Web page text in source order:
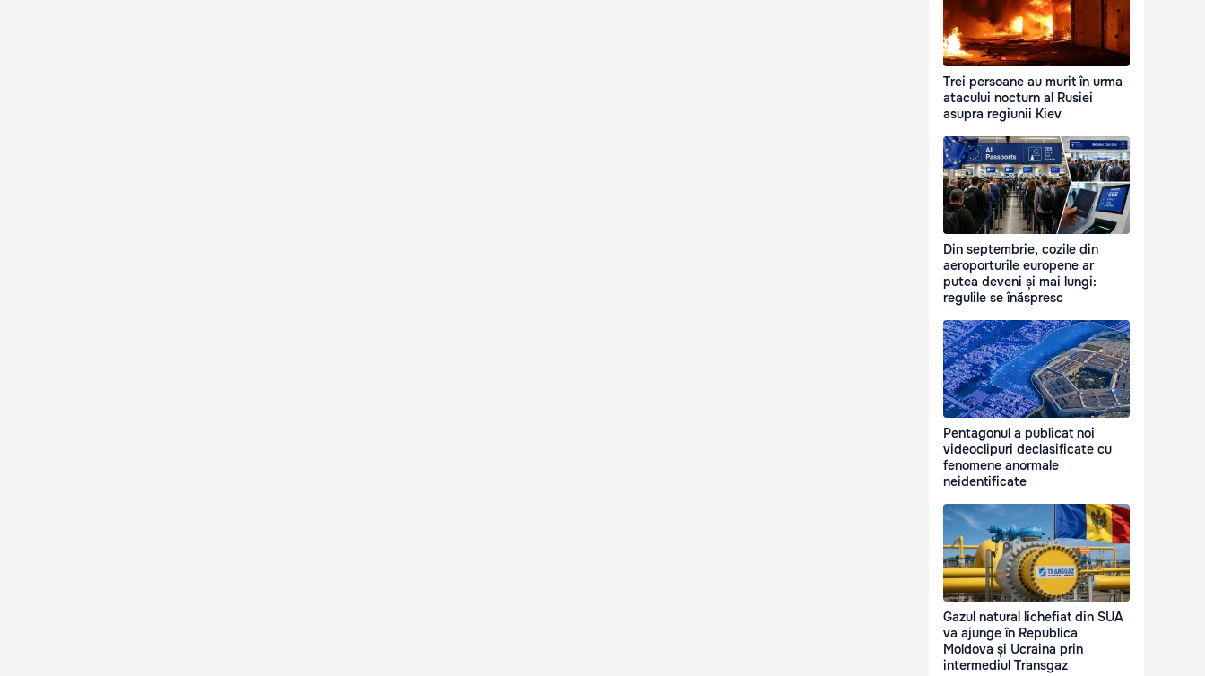
Trei persoane au murit în urma
atacului nocturn al Rusiei
asupra regiunii Kiev
Din septembrie, cozile din
aeroporturile europene ar
putea deveni și mai lungi:
regulile se înăspresc
Pentagonul a publicat noi
videoclipuri declasificate cu
fenomene anormale
neidentificate
Gazul natural lichefiat din SUA
va ajunge în Republica
Moldova și Ucraina prin
intermediul Transgaz